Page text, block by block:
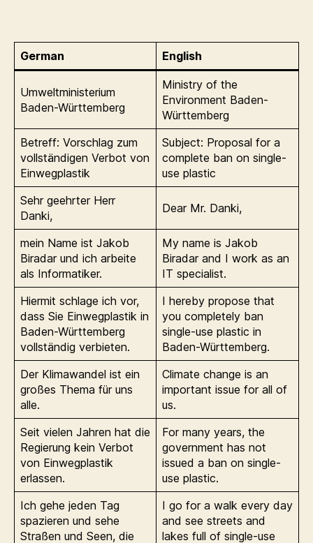
German English
Umweltministerium
Baden-Württemberg
Ministry of the
Environment Baden-
Württemberg
Betreff: Vorschlag zum
vollständigen Verbot von
Einwegplastik
Subject: Proposal for a
complete ban on single-
use plastic
Sehr geehrter Herr
Danki,
Dear Mr. Danki,
mein Name ist Jakob
Biradar und ich arbeite
als Informatiker.
My name is Jakob
Biradar and I work as an
IT specialist.
Hiermit schlage ich vor,
dass Sie Einwegplastik in
Baden-Württemberg
vollständig verbieten.
I hereby propose that
you completely ban
single-use plastic in
Baden-Württemberg.
Der Klimawandel ist ein
großes Thema für uns
alle.
Climate change is an
important issue for all of
us.
Seit vielen Jahren hat die
Regierung kein Verbot
von Einwegplastik
erlassen.
For many years, the
government has not
issued a ban on single-
use plastic.
Ich gehe jeden Tag
spazieren und sehe
Straßen und Seen, die
I go for a walk every day
and see streets and
lakes full of single-use